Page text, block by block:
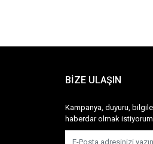
BİZE ULAŞIN
Kampanya, duyuru,
haberdar olmak istiyorum.